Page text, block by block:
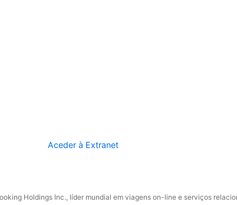
Aceder à Extranet
Holdings Inc., líder mundial em viagens on-line e serviços